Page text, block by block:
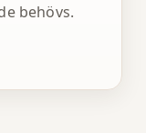
behövs.